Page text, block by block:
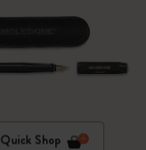
Quick Shop